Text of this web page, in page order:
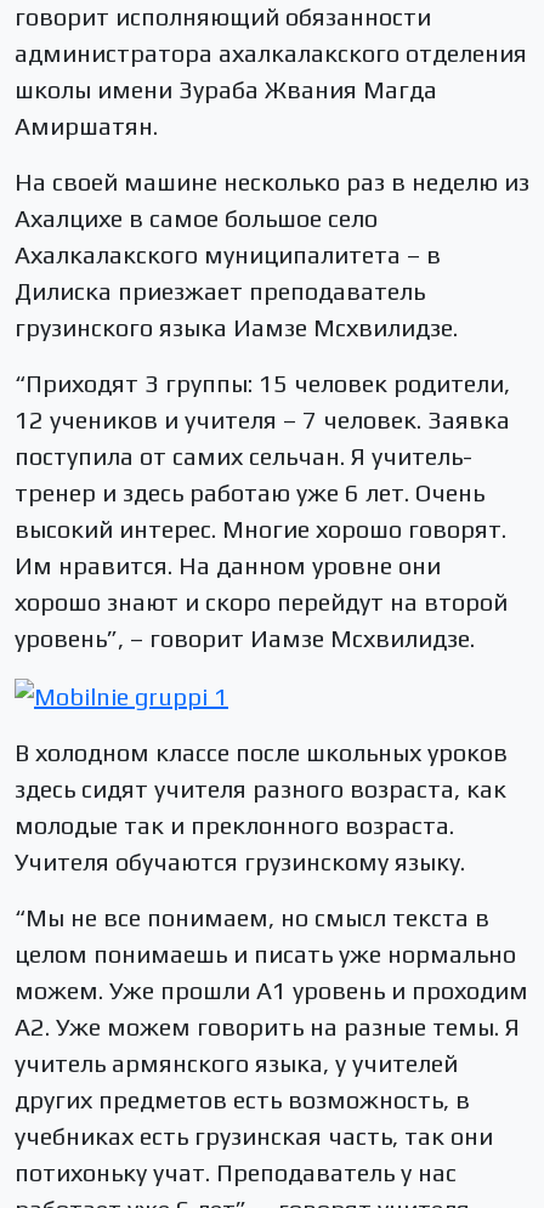
говорит исполняющий обязанности
администратора ахалкалакского отделения
школы имени Зураба Жвания Магда
Амиршатян.
На своей машине несколько раз в неделю из
Ахалцихе в самое большое село
Ахалкалакского муниципалитета – в
Дилиска приезжает преподаватель
грузинского языка Иамзе Мсхвилидзе.
“Приходят 3 группы: 15 человек родители,
12 учеников и учителя – 7 человек. Заявка
поступила от самих сельчан. Я учитель-
тренер и здесь работаю уже 6 лет. Очень
высокий интерес. Многие хорошо говорят.
Им нравится. На данном уровне они
хорошо знают и скоро перейдут на второй
уровень”, – говорит Иамзе Мсхвилидзе.
В холодном классе после школьных уроков
здесь сидят учителя разного возраста, как
молодые так и преклонного возраста.
Учителя обучаются грузинскому языку.
“Мы не все понимаем, но смысл текста в
целом понимаешь и писать уже нормально
можем. Уже прошли А1 уровень и проходим
А2. Уже можем говорить на разные темы. Я
учитель армянского языка, у учителей
других предметов есть возможность, в
учебниках есть грузинская часть, так они
потихоньку учат. Преподаватель у нас